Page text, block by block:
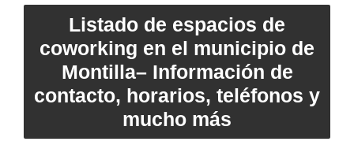
Listado de espacios de
coworking en el municipio de
Montilla– Información de
contacto, horarios, teléfonos y
mucho más